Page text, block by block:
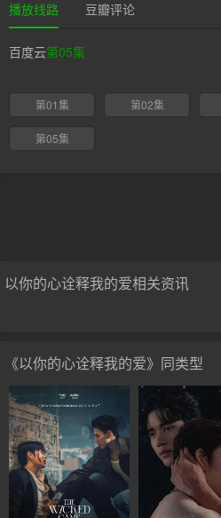
播放线路 豆瓣评论
百度云第05集
第01集 第02集
第05集
以你的心诠释我的爱相关资讯
《以你的心诠释我的爱》同类型